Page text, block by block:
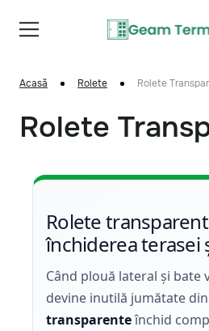
Acasă Rolete Rolete
Rolete
Rolete
închiderea terasei
Când plouă lateral și bate
devine inutilă jumătate
transparenteînchid